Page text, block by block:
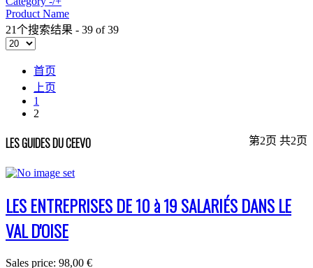
Product Name
21个搜索结果 - 39 of 39
首页
上页
1
2
第2页 共2页
LES GUIDES DU CEEVO
LES ENTREPRISES DE 10 à 19 SALARIÉS DANS LE
VAL D'OISE
Sales price: 98,00 €